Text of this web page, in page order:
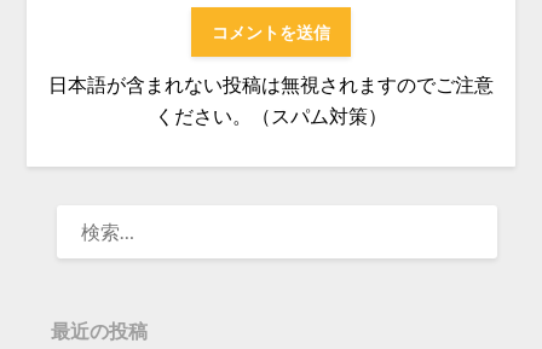
日本語が含まれない投稿は無視されますのでご注意
ください。（スパム対策）
最近の投稿